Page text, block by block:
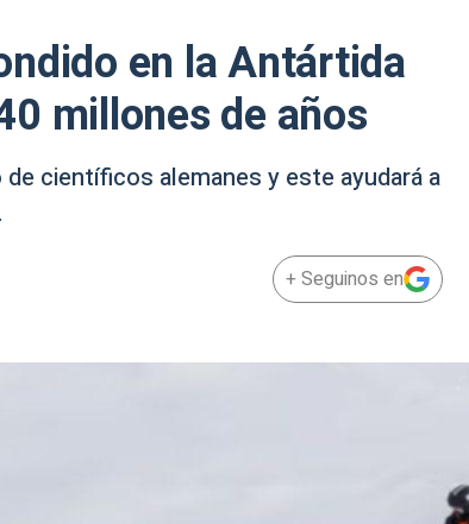
en la Antártida
millones de años
científicos alemanes y este ayudará a
+ Seguinos en